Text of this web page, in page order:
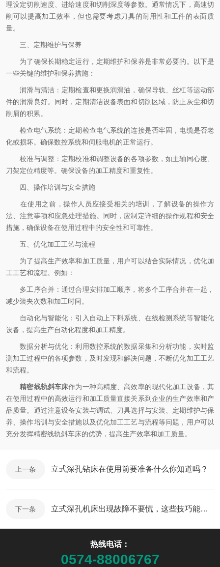
理设定切削速度、进给速度和切削深度等参数。通常情况下，高速切
削可以提高加工效率，但也需要考虑刀具的耐用性和工件的表面质
量。
三、定期维护与保养
为了确保长期稳定运行，定期维护和保养是非常必要的。以下是
一些关键的维护和保养措施：
润滑与清洁：定期检查和更换润滑油，确保导轨、丝杠等运动部
件的润滑良好。同时，定期清洁设备表面和切削区域，防止灰尘和切
削屑的积累。
检查电气系统：定期检查电气系统的连接是否牢固，电缆是否老
化或损坏。确保数控系统和伺服电机的正常运行。
校准与调整：定期校准和调整设备的各项参数，如主轴同心度、
刀架定位精度等。确保设备的加工精度和重复性。
四、操作培训与安全措施
在使用之前，操作人员应接受相关的培训，了解设备的操作方
法、注意事项和应急处理措施。同时，应制定详细的操作规程和安全
措施，确保设备在使用过程中的安全性和可靠性。
五、优化加工工艺与流程
为了提高生产效率和加工质量，用户可以结合实际情况，优化加
工工艺和流程。例如：
多工序合并：通过合理安排加工顺序，将多个工序合并在一起，
减少装夹次数和加工时间。
自动化与智能化：引入自动上下料系统、在线检测系统等智能化
设备，提高生产自动化程度和加工精度。
数据分析与优化：利用数控系统的数据采集和分析功能，实时监
测加工过程中的各项参数，及时发现和解决问题，不断优化加工工艺
和流程。
精密线轨斜车床作为一种高精度、高效率的现代化加工设备，其
在使用过程中的高效运行和加工质量直接关系到企业的生产效率和产
品质量。通过注意设备安装与调试、刀具选择与安装、定期维护与保
养、操作培训与安全措施以及优化加工工艺与流程等问题，用户可以
充分发挥精密线轨斜车床的优势，提高生产效率和加工质量。
上一条 立式深孔钻床在使用前要准备什么你知道吗？
下一条 立式深孔机床出现故障不要慌，这些技巧能帮忙
热线电话：
0574-88006767